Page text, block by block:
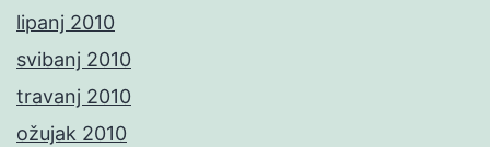
lipanj 2010
svibanj 2010
travanj 2010
ožujak 2010